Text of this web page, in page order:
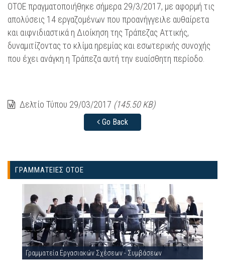
ΟΤΟΕ πραγματοποιήθηκε σήμερα 29/3/2017, με αφορμή τις
απολύσεις 14 εργαζομένων που προανήγγειλε αυθαίρετα
και αιφνιδιαστικά η Διοίκηση της Τράπεζας Αττικής,
δυναμιτίζοντας το κλίμα ηρεμίας και εσωτερικής συνοχής
που έχει ανάγκη η Τράπεζα αυτή την ευαίσθητη περίοδο.
Δελτίο Τύπου 29/03/2017 (145.50 KB)
Go Back
ΓΡΑΜΜΑΤΕΙΕΣ ΟΤΟΕ
Γραμματεία Εργασιακών Σχέσεων - Συμβάσεων